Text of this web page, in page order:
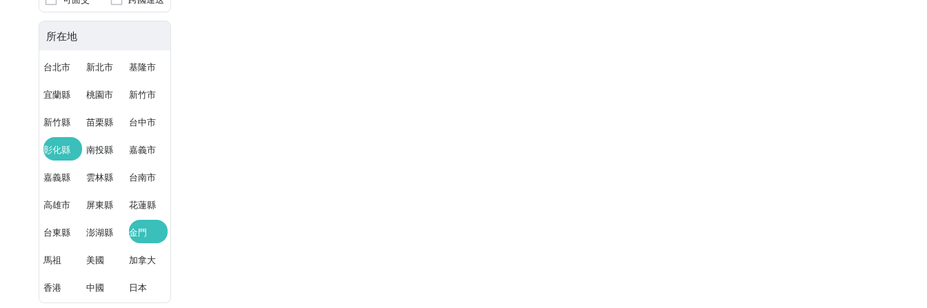
所在地
台北市 新北市 基隆市
宜蘭縣 桃園市 新竹市
新竹縣 苗栗縣 台中市
彰化縣 南投縣 嘉義市
嘉義縣 雲林縣 台南市
高雄市 屏東縣 花蓮縣
台東縣 澎湖縣 金門
馬祖 美國 加拿大
香港 中國 日本